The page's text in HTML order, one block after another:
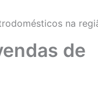
na
de